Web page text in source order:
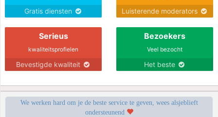
Gratis diensten Luisterende moderators
Serieus
kwaliteitsprofielen
Bevestigde kwaliteit
Bezoekers
Veel bezocht
Het beste
We werken hard om je de beste service te geven, wees alsjeblieft
ondersteunend